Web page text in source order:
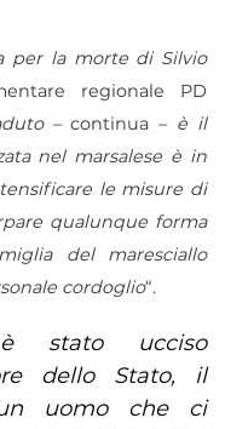
per la morte di Silvio
regionale PD
– continua – è il
nel marsalese è in
le misure di
qualunque forma
del maresciallo
cordoglio“.
stato ucciso
dello Stato, il
uomo che ci